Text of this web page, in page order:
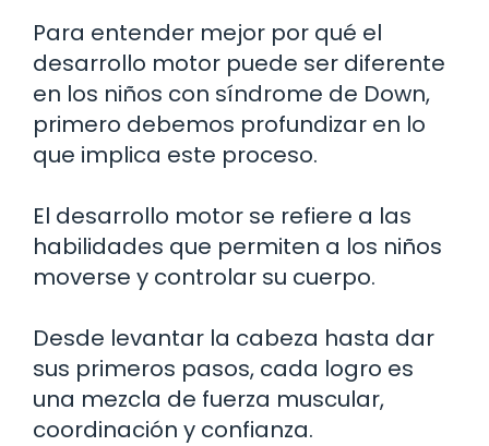
Para entender mejor por qué el
desarrollo motor puede ser diferente
en los niños con síndrome de Down,
primero debemos profundizar en lo
que implica este proceso.
El desarrollo motor se refiere a las
habilidades que permiten a los niños
moverse y controlar su cuerpo.
Desde levantar la cabeza hasta dar
sus primeros pasos, cada logro es
una mezcla de fuerza muscular,
coordinación y confianza.